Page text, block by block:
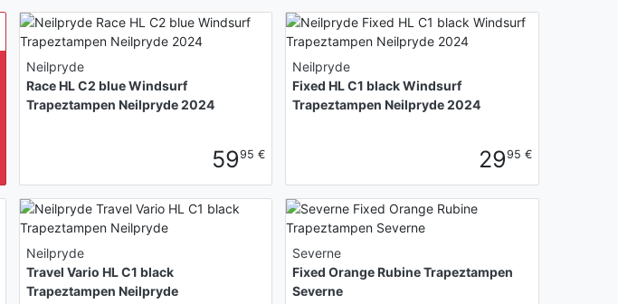
Neilpryde
Race HL C2 blue Windsurf
Trapeztampen Neilpryde 2024
5995 €
Neilpryde
Fixed HL C1 black Windsurf
Trapeztampen Neilpryde 2024
2995 €
Neilpryde
Travel Vario HL C1 black
Trapeztampen Neilpryde
Severne
Fixed Orange Rubine Trapeztampen
Severne